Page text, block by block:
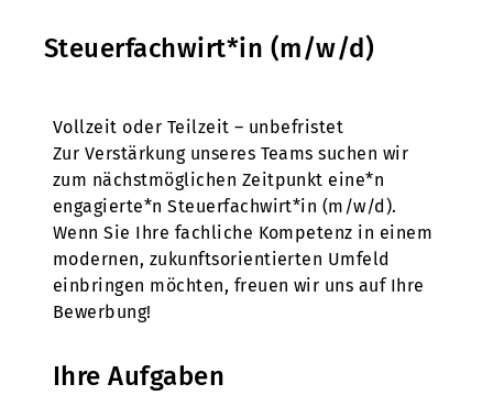
Steuerfachwirt*in (m/w/d)
Vollzeit oder Teilzeit – unbefristet
Zur Verstärkung unseres Teams suchen wir
zum nächstmöglichen Zeitpunkt eine*n
engagierte*n Steuerfachwirt*in (m/w/d).
Wenn Sie Ihre fachliche Kompetenz in einem
modernen, zukunftsorientierten Umfeld
einbringen möchten, freuen wir uns auf Ihre
Bewerbung!
Ihre Aufgaben